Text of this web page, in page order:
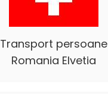
Transport persoane
Romania Elvetia